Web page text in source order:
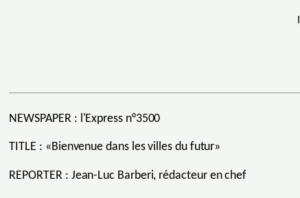
NEWSPAPER : l'Express n°3500
TITLE : «Bienvenue dans les villes du futur»
REPORTER : Jean-Luc Barberi, rédacteur en chef